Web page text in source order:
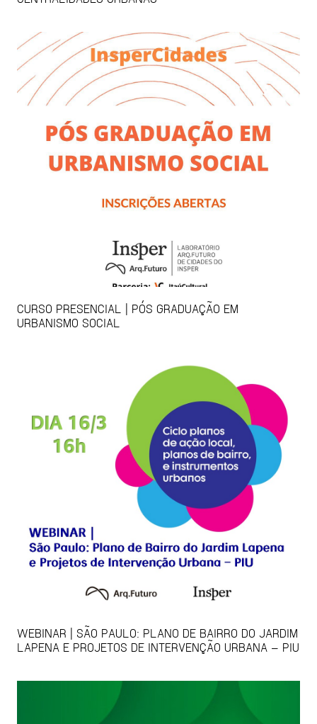
CURSO PRESENCIAL | PÓS GRADUAÇÃO EM
URBANISMO SOCIAL
WEBINAR | SÃO PAULO: PLANO DE BAIRRO DO JARDIM
LAPENA E PROJETOS DE INTERVENÇÃO URBANA – PIU